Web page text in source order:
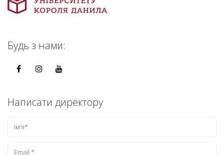
Будь з нами:
Написати директору